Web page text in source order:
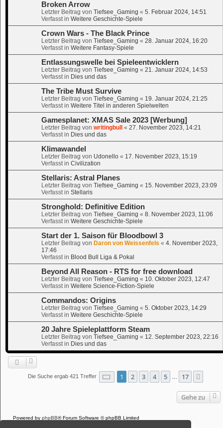
Broken Arrow
Letzter Beitrag von Tiefsee_Gaming « 5. Februar 2024, 14:51
Verfasst in Weitere Geschichte-Spiele
Crown Wars - The Black Prince
Letzter Beitrag von Tiefsee_Gaming « 28. Januar 2024, 16:20
Verfasst in Weitere Fantasy-Spiele
Entlassungswelle bei Spieleentwicklern
Letzter Beitrag von Tiefsee_Gaming « 21. Januar 2024, 14:53
Verfasst in Dies und das
The Tribe Must Survive
Letzter Beitrag von Tiefsee_Gaming « 19. Januar 2024, 21:25
Verfasst in Weitere Titel in anderen Spielwelten
Gamesplanet: XMAS Sale 2023 [Werbung]
Letzter Beitrag von writingbull « 27. November 2023, 14:21
Verfasst in Dies und das
Klimawandel
Letzter Beitrag von Udonello « 17. November 2023, 15:19
Verfasst in Civilization
Stellaris: Astral Planes
Letzter Beitrag von Tiefsee_Gaming « 15. November 2023, 23:09
Verfasst in Stellaris
Stronghold: Definitive Edition
Letzter Beitrag von Tiefsee_Gaming « 8. November 2023, 11:06
Verfasst in Weitere Geschichte-Spiele
Start der 1. Saison für Bloodbowl 3
Letzter Beitrag von Daron von Weissenfels « 4. November 2023,
17:46
Verfasst in Blood Bull Liga & Pokal
Beyond All Reason - RTS for free download
Letzter Beitrag von Tiefsee_Gaming « 10. Oktober 2023, 12:47
Verfasst in Weitere Science-Fiction-Spiele
Commandos: Origins
Letzter Beitrag von Tiefsee_Gaming « 5. Oktober 2023, 14:29
Verfasst in Weitere Geschichte-Spiele
20 Jahre Spieleplattform Steam
Letzter Beitrag von Tiefsee_Gaming « 12. September 2023, 22:16
Verfasst in Dies und das
Die Suche ergab 421 Treffer Seite 1von 17
1 2 3 4 5 17
Gehe zu
Powered by phpBB® Forum Software © phpBB Limited